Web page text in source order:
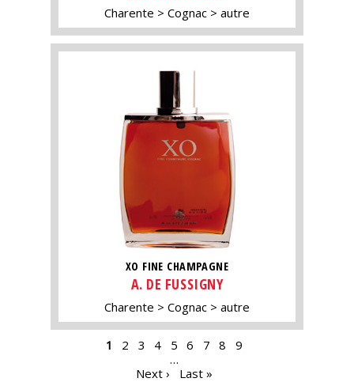
Charente Cognac autre
XO FINE CHAMPAGNE
A. DE FUSSIGNY
Charente Cognac autre
1 2 3 4 5 6 7 8
9
…
Next ›
Last »